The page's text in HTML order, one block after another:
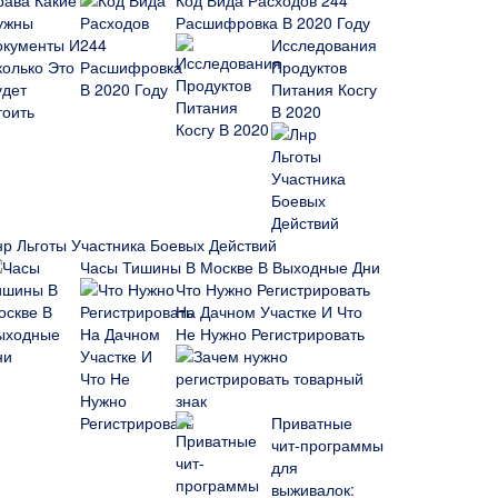
Расшифровка В 2020 Году
Исследования
Продуктов
Питания Косгу
В 2020
Льготы Участника Боевых Действий
Часы Тишины В Москве В Выходные Дни
Что Нужно Регистрировать
На Дачном Участке И Что
Не Нужно Регистрировать
Зачем нужно
регистрировать товарный
знак
Приватные
чит-программы
для
выживалок: